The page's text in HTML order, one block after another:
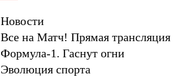
Новости
Все на Матч! Прямая трансляция
Формула-1. Гаснут огни
Эволюция спорта